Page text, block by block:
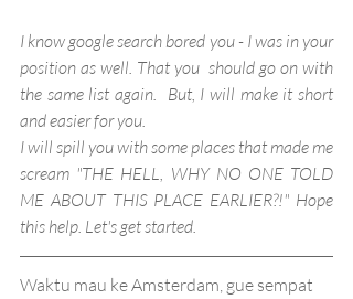
I know google search bored you - I was in your
position as well. That you  should go on with
the same list again.  But, I will make it short
and easier for you.
I will spill you with some places that made me
scream "THE HELL, WHY NO ONE TOLD
ME ABOUT THIS PLACE EARLIER?!" Hope
this help. Let's get started.
Waktu mau ke Amsterdam, gue sempat